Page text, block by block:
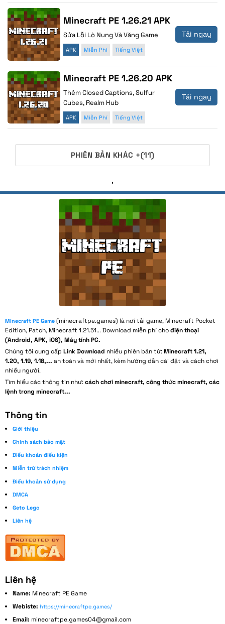
Minecraft PE 1.26.21 APK
Sửa Lỗi Lò Nung Và Văng Game
APK Miễn Phí Tiếng Việt
Tải ngay
Minecraft PE 1.26.20 APK
Thêm Closed Captions, Sulfur
Cubes, Realm Hub
APK Miễn Phí Tiếng Việt
Tải ngay
PHIÊN BẢN KHÁC +(11)
,
Minecraft PE Game(minecraftpe.games) là nơi tải game, Minecraft Pocket
Edition, Patch, Minecraft 1.21.51... Download miễn phí chođiện thoại
(Android, APK, iOS), Máy tính PC.
Chúng tôi cung cấp Link Download nhiều phiên bản từ:Minecraft 1.21,
1.20, 1.19, 1.18,... an toàn và mới nhất, kèm hướng dẫn cài đặt và cách chơi
nhiều người.
Tìm hiểu các thông tin như:cách chơi minecraft, công thức minecraft, các
lệnh trong minecraft...
Thông tin
Giới thiệu
Chính sách bảo mật
Điều khoản điều kiện
Miễn trừ trách nhiệm
Điều khoản sử dụng
DMCA
Geto Lego
Liên hệ
Liên hệ
Name: Minecraft PE Game
Webiste:https://minecraftpe.games/
Email: minecraftpe.games04@gmail.com